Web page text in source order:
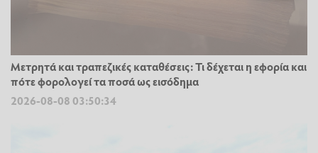
Μετρητά και τραπεζικές καταθέσεις: Τι δέχεται η εφορία και
πότε φορολογεί τα ποσά ως εισόδημα
2026-08-08 03:50:34